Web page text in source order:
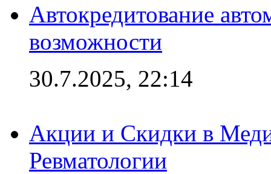
Автокредитование
возможности
30.7.2025, 22:14
Акции и Скидки в
Ревматологии